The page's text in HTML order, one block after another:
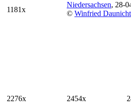
1181x
Niedersachsen, 28-
© Winfried Daunicht
2276x 2454x